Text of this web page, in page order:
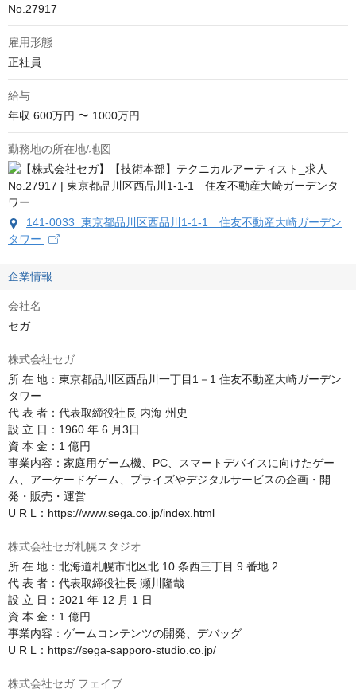
No.27917
雇用形態
正社員
給与
年収 600万円 〜 1000万円
勤務地の所在地/地図
141-0033 東京都品川区西品川1-1-1 住友不動産大崎ガーデン
タワー
企業情報
会社名
セガ
株式会社セガ
所 在 地：東京都品川区西品川一丁目1－1 住友不動産大崎ガーデン
タワー
代 表 者：代表取締役社長 内海 州史
設 立 日：1960 年 6 月3日
資 本 金：1 億円
事業内容：家庭用ゲーム機、PC、スマートデバイスに向けたゲー
ム、アーケードゲーム、プライズやデジタルサービスの企画・開
発・販売・運営
U R L：https://www.sega.co.jp/index.html
株式会社セガ札幌スタジオ
所 在 地：北海道札幌市北区北 10 条西三丁目 9 番地 2
代 表 者：代表取締役社長 瀬川隆哉
設 立 日：2021 年 12 月 1 日
資 本 金：1 億円
事業内容：ゲームコンテンツの開発、デバッグ
U R L：https://sega-sapporo-studio.co.jp/
株式会社セガ フェイブ